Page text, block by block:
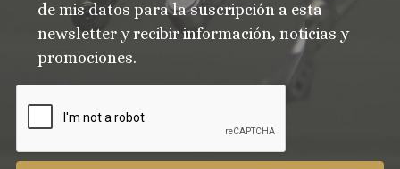
de mis datos para la suscripción a esta
newsletter y recibir información, noticias y
promociones.